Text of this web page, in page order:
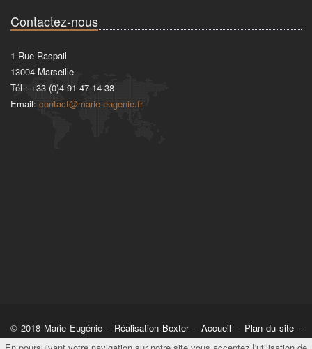
Contactez-nous
1 Rue Raspail
13004 Marseille
Tél : +33 (0)4 91 47 14 38
Email: contact@marie-eugenie.fr
© 2018 Marie Eugénie - Réalisation Bexter - Accueil - Plan du site -
Mentions légales